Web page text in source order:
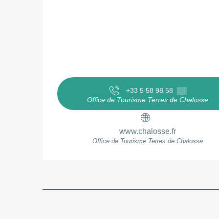
+33 5 58 98 58 ▒▒
Office de Tourisme Terres de Chalosse
www.chalosse.fr
Office de Tourisme Terres de Chalosse